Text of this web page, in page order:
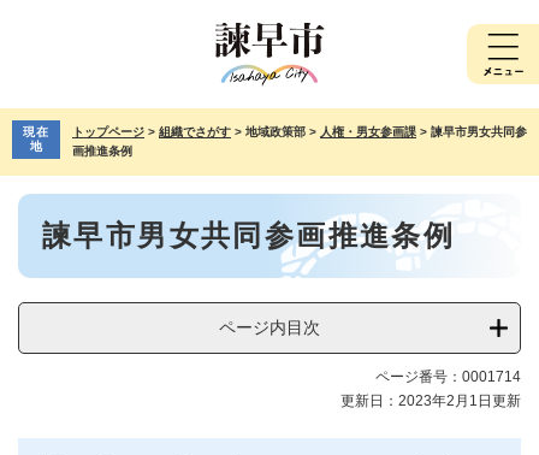
先
で
を
ば
現在
地
トップページ > 組織でさがす > 地域政策部 > 人権・男女参画課 > 諫早市男女共同参
画推進条例
本
諫早市男女共同参画推進条例
ページ内目次
ページ番号：0001714
更新日：2023年2月1日更新